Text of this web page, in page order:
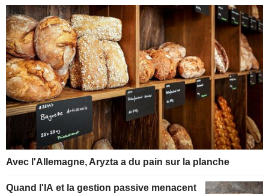
Avec l'Allemagne, Aryzta a du pain sur la planche
Quand l'IA et la gestion passive menacent